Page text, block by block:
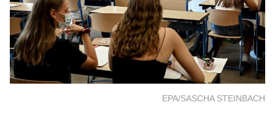
EPA/SASCHA STEINBACH